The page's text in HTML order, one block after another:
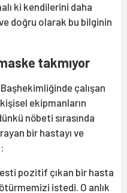
ki kendilerini daha
doğru olarak bu bilginin
takmıyor
çalışan
ekipmanların
nöbeti sırasında
bir hastayı ve
pozitif çıkan bir hasta
istedi. O anlık